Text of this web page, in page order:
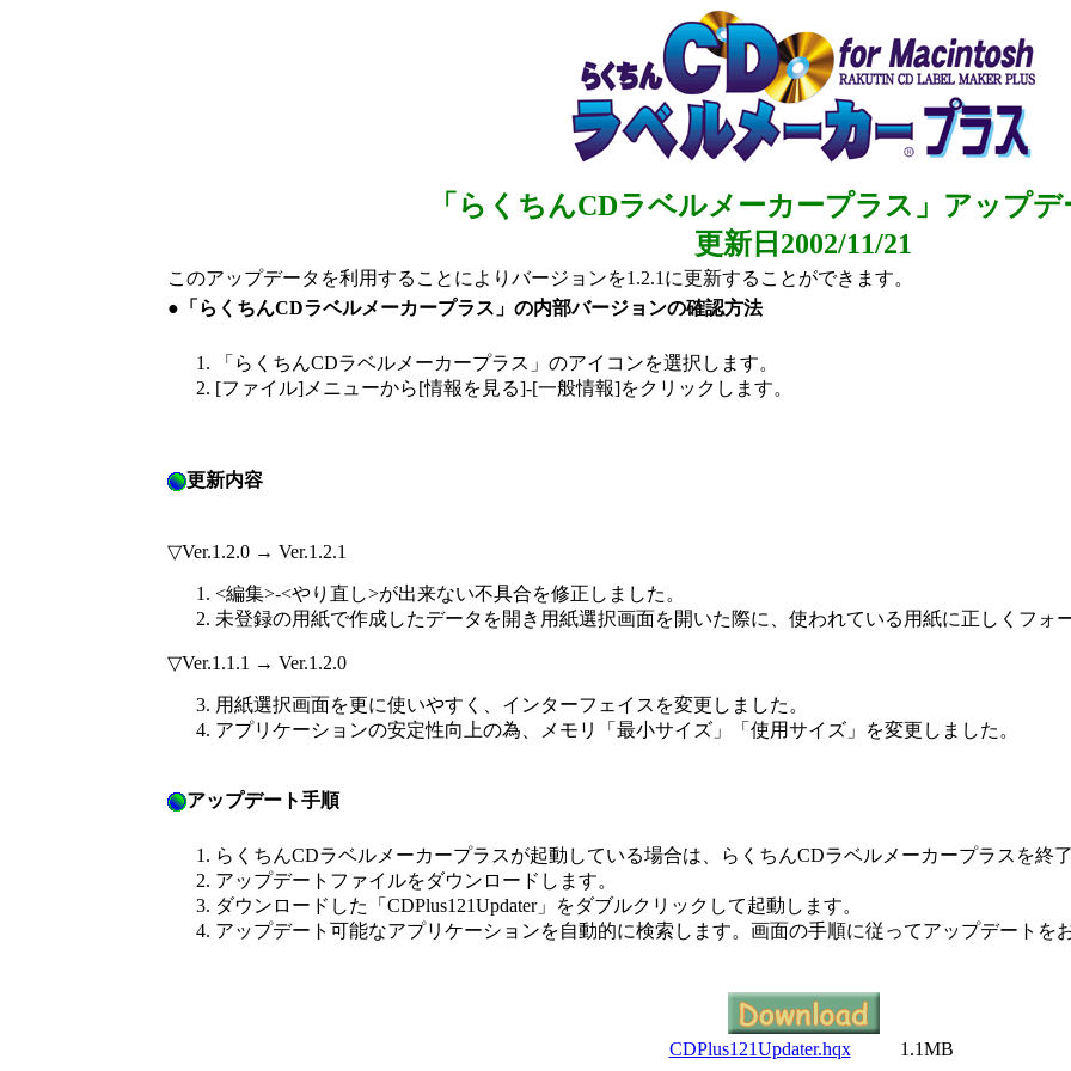
「らくちんCDラベルメーカープラス」アップデ
更新日2002/11/21
このアップデータを利用することによりバージョンを1.2.1に更新することができます。
●「らくちんCDラベルメーカープラス」の内部バージョンの確認方法
「らくちんCDラベルメーカープラス」のアイコンを選択します。
[ファイル]メニューから[情報を見る]-[一般情報]をクリックします。
更新内容
▽Ver.1.2.0 → Ver.1.2.1
<編集>-<やり直し>が出来ない不具合を修正しました。
未登録の用紙で作成したデータを開き用紙選択画面を開いた際に、使われている用紙に正しくフォ
▽Ver.1.1.1 → Ver.1.2.0
用紙選択画面を更に使いやすく、インターフェイスを変更しました。
アプリケーションの安定性向上の為、メモリ「最小サイズ」「使用サイズ」を変更しました。
アップデート手順
らくちんCDラベルメーカープラスが起動している場合は、らくちんCDラベルメーカープラスを終
アップデートファイルをダウンロードします。
ダウンロードした「CDPlus121Updater」をダブルクリックして起動します。
アップデート可能なアプリケーションを自動的に検索します。画面の手順に従ってアップデートを
CDPlus121Updater.hqx 1.1MB